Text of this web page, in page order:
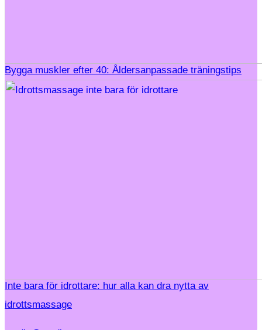
Bygga muskler efter 40: Åldersanpassade träningstips
Inte bara för idrottare: hur alla kan dra nytta av
idrottsmassage